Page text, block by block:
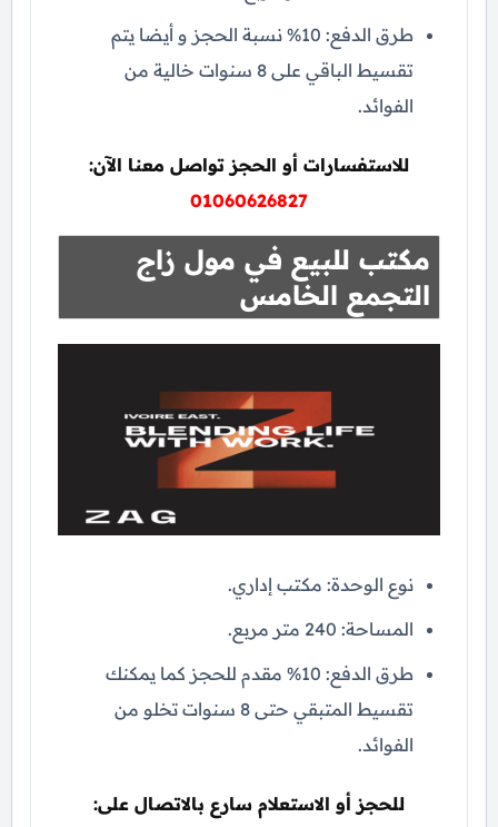
طرق الدفع: 10% نسبة الحجز و أيضا يتم
تقسيط الباقي على 8 سنوات خالية من
الفوائد.
للاستفسارات أو الحجز تواصل معنا الآن:
01060626827
مكتب للبيع في مول زاج
التجمع الخامس
نوع الوحدة: مكتب إداري.
المساحة: 240 متر مربع.
طرق الدفع: 10% مقدم للحجز كما يمكنك
تقسيط المتبقي حتى 8 سنوات تخلو من
الفوائد.
للحجز أو الاستعلام سارع بالاتصال على: